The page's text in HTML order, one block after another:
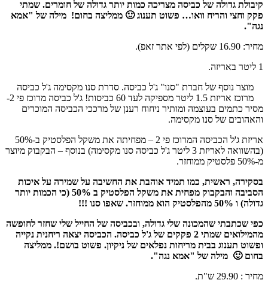
קיבולת גדולה של כביסה מצריכה כמות יותר גדולה של חומרים. שמתי
פקק וחצי והריח וואו… פשוט תענוג 🙂 ממליצה בחום! מילה של "אמא
נגה".
מחיר: 16.90 שקלים (לפי אתר זאפ).
1 ליטר באריזה.
מוצר נוסף של חברת "סנו" ג'ל כביסה. סדרת סנו מקסימה ג'ל כביסה
מרוכז אריזת 1.5 ליטר מספיקה לעד 60 כביסות! ג'ל כביסה מרוכז פי 2-
מסיר כתמים בעוצמה ומותיר ניחוח רענן של מרככי הכביסה המוכרים
והאהובים של סנו מקסימה.
אריזת ג'ל הכביסה המרוכז פי 2 – מפחיתה את משקל הפלסטיק ב-50%
(בהשוואה לאריזת 3 ליטר ג'ל כביסה סנו מקסימה) בנוסף – הבקבוק מיוצר
מ-50% פלסטיק ממוחזר.
בסקירה, ראשית, כמו תמיד אוהבת את החשיבה על שמירה על איכות
הסביבה והבקבוק מפחית את משקל הפלסטיק ב 50% (כי הכמות יותר
גדולה) ו 50% מהפלסטיק הוא ממוחזר. שאפו סנו !!!
כפי שכתבתי שהמכונה שלי גדולה, ובכביסה של החייל שלי שחזר לחופשה
מהמילואים שמתי 2 פקקים של ג'ל כביסה. הכביסה יצאה ריחנית נקייה
ופשוט תענוג בבית מריחות נפלאים של ניקיון. פשוט בושם!. ממליצה
בחום 🙂 מילה של "אמא נגה".
מחיר : 29.90 ש"ת.